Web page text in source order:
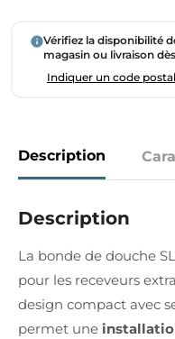
Vérifiez la disponibilité
magasin ou livraison
Indiquer un code postal
Description
Description
La bonde de douche
pour les receveurs
design compact avec
permet une